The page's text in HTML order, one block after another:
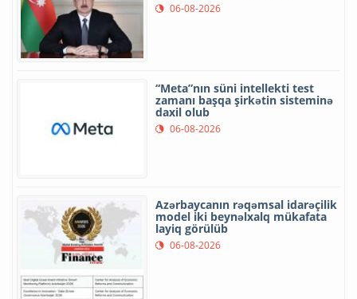
06-08-2026
“Meta”nın süni intellekti test
zamanı başqa şirkətin sisteminə
daxil olub
06-08-2026
Azərbaycanın rəqəmsal idarəçilik
model iki beynəlxalq mükafata
layiq görülüb
06-08-2026